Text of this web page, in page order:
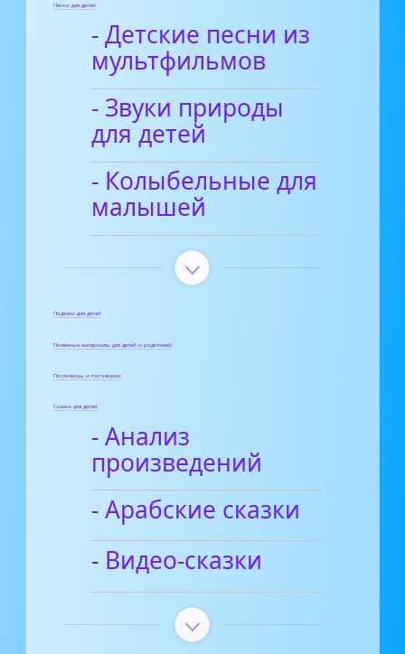
Песни для детей
- Детские песни из
мультфильмов
- Звуки природы
для детей
- Колыбельные для
малышей
Поделки для детей
Полезные материалы для детей и родителей
Пословицы и поговорки
Сказки для детей
- Анализ
произведений
- Арабские сказки
- Видео-сказки